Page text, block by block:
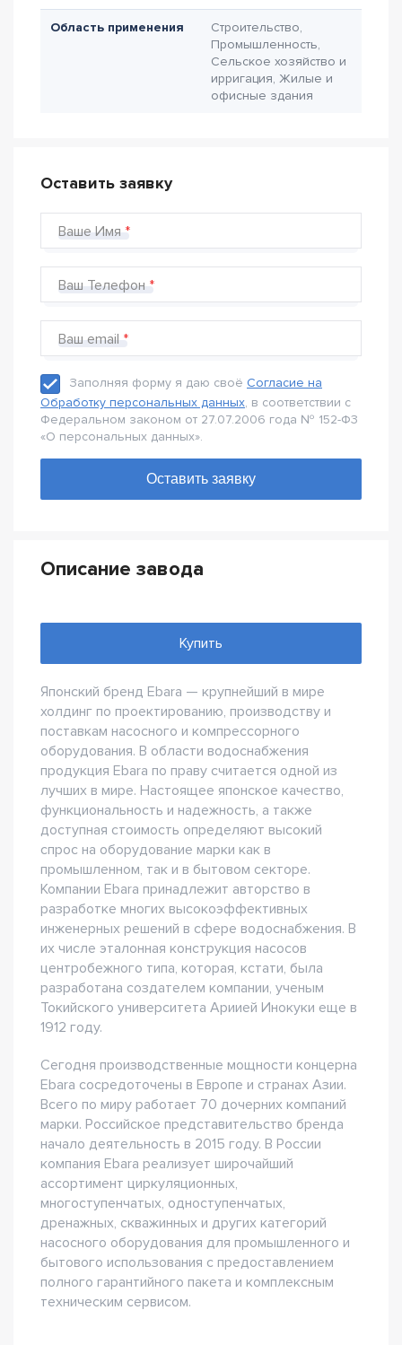
Область применения
Строительство,
Промышленность,
Сельское хозяйство и
ирригация, Жилые и
офисные здания
Оставить заявку
Ваше Имя
Ваш Телефон
Ваш email
Заполняя форму я даю своё Согласие на
Обработку персональных данных, в соответствии с
Федеральном законом от 27.07.2006 года № 152-Ф3
«О персональных данных».
Описание завода
Купить
Японский бренд Ebara — крупнейший в мире
холдинг по проектированию, производству и
поставкам насосного и компрессорного
оборудования. В области водоснабжения
продукция Ebara по праву считается одной из
лучших в мире. Настоящее японское качество,
функциональность и надежность, а также
доступная стоимость определяют высокий
спрос на оборудование марки как в
промышленном, так и в бытовом секторе.
Компании Ebara принадлежит авторство в
разработке многих высокоэффективных
инженерных решений в сфере водоснабжения. В
их числе эталонная конструкция насосов
центробежного типа, которая, кстати, была
разработана создателем компании, ученым
Токийского университета Ариией Инокуки еще в
1912 году.
Сегодня производственные мощности концерна
Ebara сосредоточены в Европе и странах Азии.
Всего по миру работает 70 дочерних компаний
марки. Российское представительство бренда
начало деятельность в 2015 году. В России
компания Ebara реализует широчайший
ассортимент циркуляционных,
многоступенчатых, одноступенчатых,
дренажных, скважинных и других категорий
насосного оборудования для промышленного и
бытового использования с предоставлением
полного гарантийного пакета и комплексным
техническим сервисом.